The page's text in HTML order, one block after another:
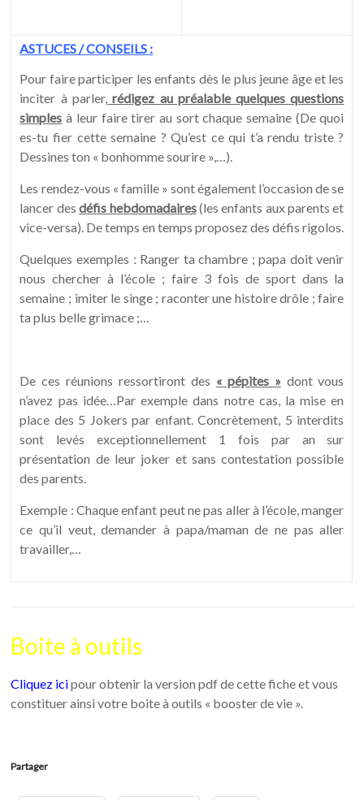
ASTUCES / CONSEILS :
Pour faire participer les enfants dès le plus jeune âge et les
inciter à parler, rédigez au préalable quelques questions
simples à leur faire tirer au sort chaque semaine (De quoi
es-tu fier cette semaine ? Qu’est ce qui t’a rendu triste ?
Dessines ton « bonhomme sourire »,…).
Les rendez-vous « famille » sont également l’occasion de se
lancer desdéfis hebdomadaires(les enfants aux parents et
vice-versa). De temps en temps proposez des défis rigolos.
Quelques exemples : Ranger ta chambre ; papa doit venir
nous chercher à l’école ; faire 3 fois de sport dans la
semaine ; imiter le singe ; raconter une histoire drôle ; faire
ta plus belle grimace ;…
De ces réunions ressortiront des « pépites » dont vous
n’avez pas idée…Par exemple dans notre cas, la mise en
place des 5 Jokers par enfant. Concrètement, 5 interdits
sont levés exceptionnellement 1 fois par an sur
présentation de leur joker et sans contestation possible
des parents.
Exemple : Chaque enfant peut ne pas aller à l’école, manger
ce qu’il veut, demander à papa/maman de ne pas aller
travailler,…
Boite à outils
Cliquez icipour obtenir la version pdf de cette fiche et vous
constituer ainsi votre boite à outils « booster de vie ».
Partager